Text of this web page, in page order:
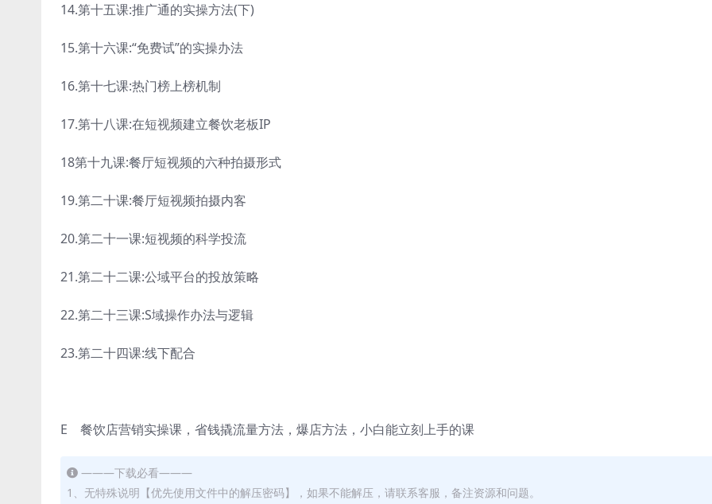
14.第十五课:推广通的实操方法(下)
15.第十六课:“免费试”的实操办法
16.第十七课:热门榜上榜机制
17.第十八课:在短视频建立餐饮老板IP
18第十九课:餐厅短视频的六种拍摄形式
19.第二十课:餐厅短视频拍摄内客
20.第二十一课:短视频的科学投流
21.第二十二课:公域平台的投放策略
22.第二十三课:S域操作办法与逻辑
23.第二十四课:线下配合
E 餐饮店营销实操课，省钱撬流量方法，爆店方法，小白能立刻上手的课
———下载必看———
1、无特殊说明【优先使用文件中的解压密码】，如果不能解压，请联系客服，备注资源和问题。